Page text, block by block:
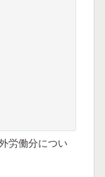
労働分につい